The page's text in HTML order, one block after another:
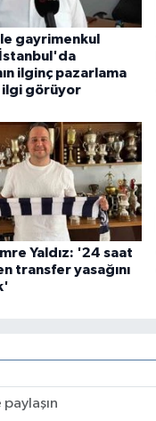
gayrimenkul
ilginç pazarlama
görüyor
Yaldız: '24 saat
transfer yasağını